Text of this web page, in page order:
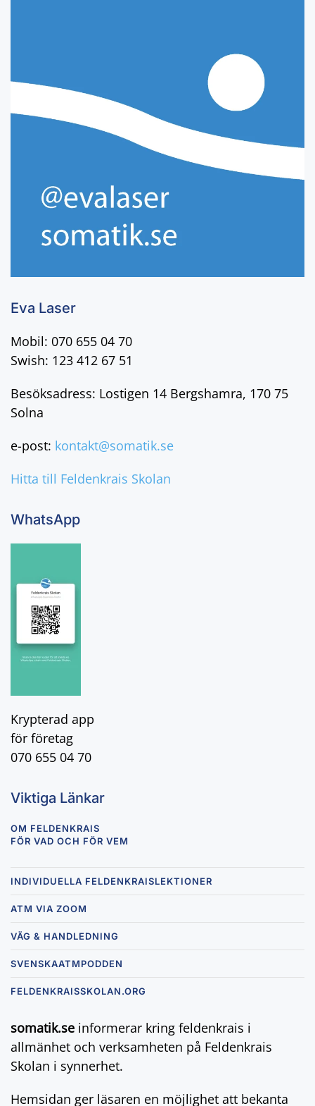
Eva Laser
Mobil: 070 655 04 70
Swish: 123 412 67 51
Besöksadress: Lostigen 14 Bergshamra, 170 75
Solna
e-post: kontakt@somatik.se
Hitta till Feldenkrais Skolan
WhatsApp
Krypterad app
för företag
070 655 04 70
Viktiga Länkar
OM FELDENKRAIS
FÖR VAD OCH FÖR VEM
INDIVIDUELLA FELDENKRAISLEKTIONER
ATM VIA ZOOM
VÄG & HANDLEDNING
SVENSKAATMPODDEN
FELDENKRAISSKOLAN.ORG
somatik.se informerar kring feldenkrais i
allmänhet och verksamheten på Feldenkrais
Skolan i synnerhet.
Hemsidan ger läsaren en möjlighet att bekanta